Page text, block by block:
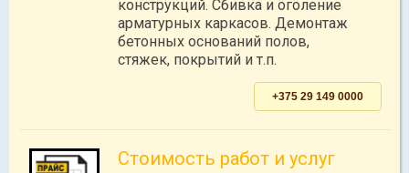
конструкций. Сбивка и оголение
арматурных каркасов. Демонтаж
бетонных оснований полов,
стяжек, покрытий и т.п.
+375 29 149 0000
Стоимость работ и услуг